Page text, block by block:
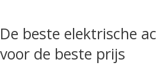
De beste elektrische
voor de beste prijs